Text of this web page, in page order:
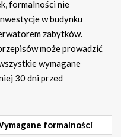
formalności nie
w budynku
zabytków.
może prowadzić
wymagane
30 dni przed
formalności